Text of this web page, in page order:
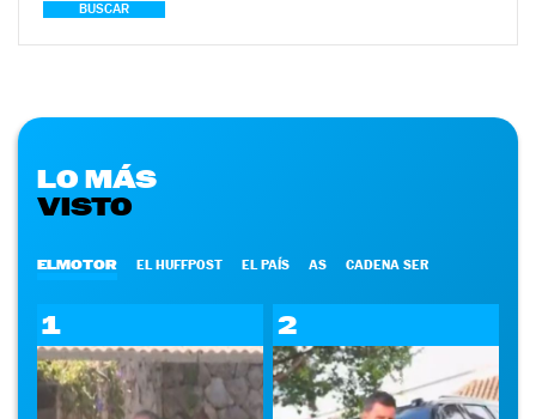
BUSCAR
LO MÁS
VISTO
ELMOTOR EL HUFFPOST EL PAÍS AS CADENA SER
1 2